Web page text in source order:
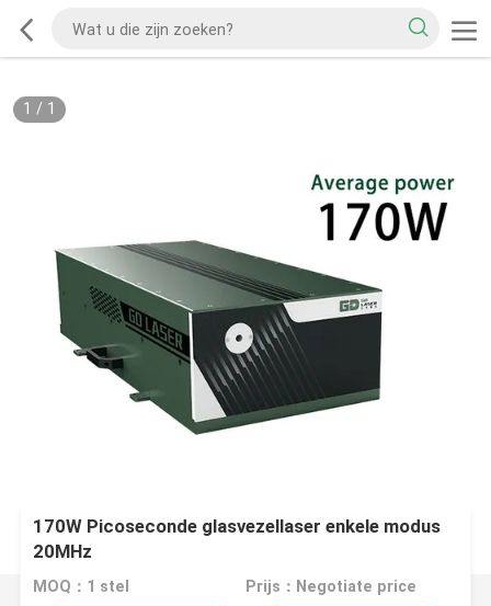
1 / 1
170W Picoseconde glasvezellaser enkele modus
20MHz
MOQ：1 stel Prijs：Negotiate price